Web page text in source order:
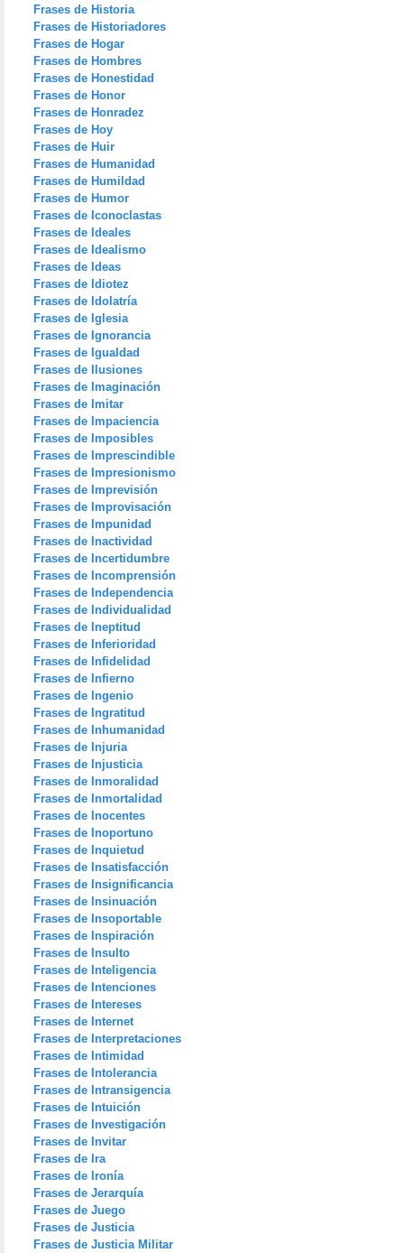
Frases de Historia
Frases de Historiadores
Frases de Hogar
Frases de Hombres
Frases de Honestidad
Frases de Honor
Frases de Honradez
Frases de Hoy
Frases de Huir
Frases de Humanidad
Frases de Humildad
Frases de Humor
Frases de Iconoclastas
Frases de Ideales
Frases de Idealismo
Frases de Ideas
Frases de Idiotez
Frases de Idolatría
Frases de Iglesia
Frases de Ignorancia
Frases de Igualdad
Frases de Ilusiones
Frases de Imaginación
Frases de Imitar
Frases de Impaciencia
Frases de Imposibles
Frases de Imprescindible
Frases de Impresionismo
Frases de Imprevisión
Frases de Improvisación
Frases de Impunidad
Frases de Inactividad
Frases de Incertidumbre
Frases de Incomprensión
Frases de Independencia
Frases de Individualidad
Frases de Ineptitud
Frases de Inferioridad
Frases de Infidelidad
Frases de Infierno
Frases de Ingenio
Frases de Ingratitud
Frases de Inhumanidad
Frases de Injuria
Frases de Injusticia
Frases de Inmoralidad
Frases de Inmortalidad
Frases de Inocentes
Frases de Inoportuno
Frases de Inquietud
Frases de Insatisfacción
Frases de Insignificancia
Frases de Insinuación
Frases de Insoportable
Frases de Inspiración
Frases de Insulto
Frases de Inteligencia
Frases de Intenciones
Frases de Intereses
Frases de Internet
Frases de Interpretaciones
Frases de Intimidad
Frases de Intolerancia
Frases de Intransigencia
Frases de Intuición
Frases de Investigación
Frases de Invitar
Frases de Ira
Frases de Ironía
Frases de Jerarquía
Frases de Juego
Frases de Justicia
Frases de Justicia Militar